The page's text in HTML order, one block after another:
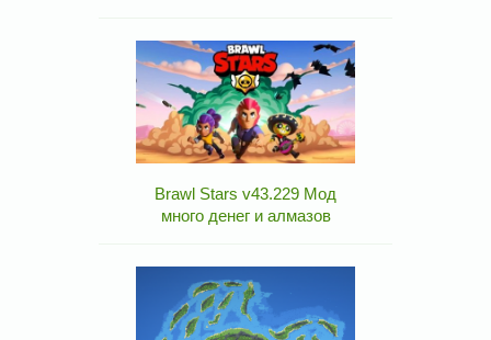
Brawl Stars v43.229 Мод
много денег и алмазов